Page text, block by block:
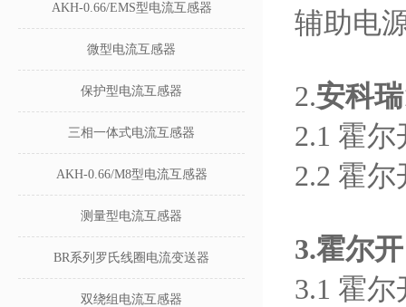
AKH-0.66/EMS型电流互感器
微型电流互感器
保护型电流互感器
三相一体式电流互感器
AKH-0.66/M8型电流互感器
测量型电流互感器
BR系列罗氏线圈电流变送器
双绕组电流互感器
辅助电
2.安科
2.1 霍
2.2 霍
3.霍尔
3.1 霍